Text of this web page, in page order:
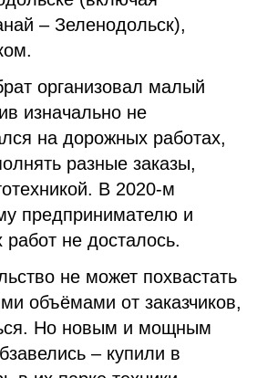
– Зеленодольск),
организовал малый
изначально не
на дорожных работах,
разные заказы,
В 2020-м
предпринимателю и
не досталось.
не может похвастать
объёмами от заказчиков,
Но новым и мощным
– купили в